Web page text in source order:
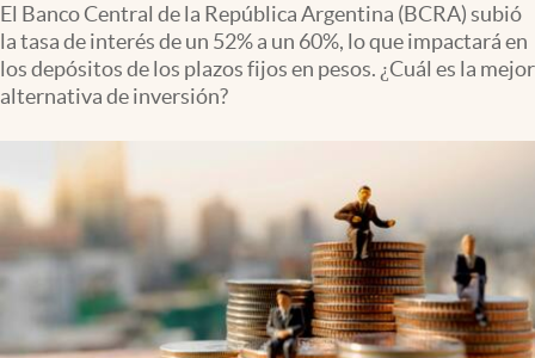
Apertura
Clima
Mundial 2026
Eventos Corporativos
El Cronista Studio
El Banco Central de la República Argentina (BCRA) subió
la tasa de interés de un 52% a un 60%, lo que impactará en
los depósitos de los plazos fijos en pesos. ¿Cuál es la mejor
alternativa de inversión?